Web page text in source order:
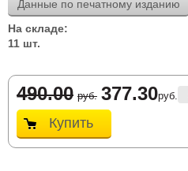
Данные по печатному изданию
На складе:
11 шт.
490.00 руб. 377.30руб.
Купить